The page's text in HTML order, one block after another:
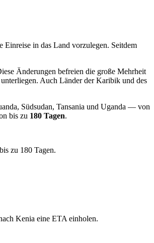
Einreise in das Land vorzulegen. Seitdem
Änderungen befreien die große Mehrheit
Auch Länder der Karibik und des
Südsudan, Tansania und Uganda — von
bis zu 180 Tagen.
zu 180 Tagen.
Kenia eine ETA einholen.